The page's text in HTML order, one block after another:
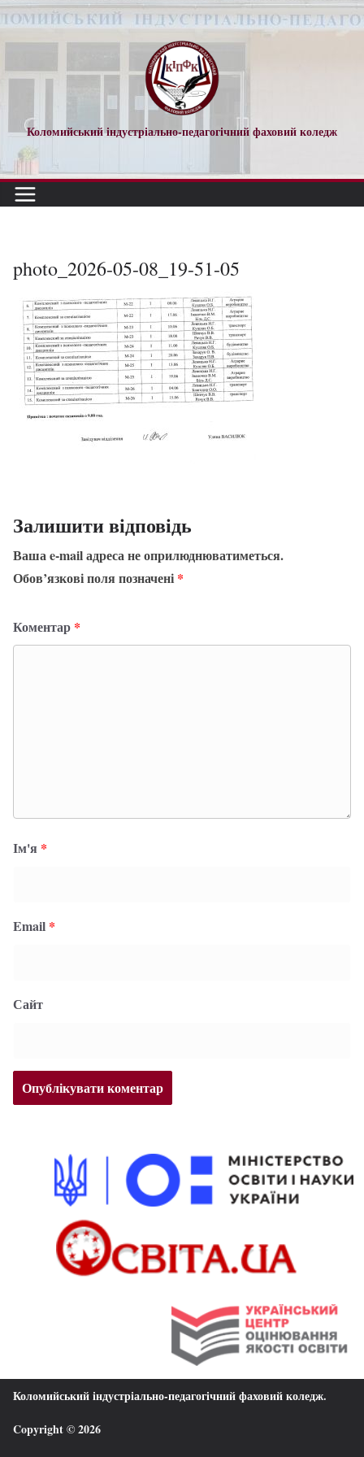
Перейти
до
Коломийський індустріально-педагогічний фаховий коледж
photo_2026-05-08_19-51-05
Залишити відповідь
Ваша e-mail адреса не оприлюднюватиметься.
Обов’язкові поля позначені *
Коментар *
Ім'я *
Email *
Сайт
Коломийський індустріально-педагогічний фаховий коледж.
Copyright © 2026